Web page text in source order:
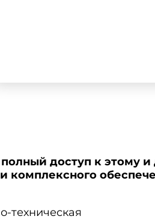
доступ к этому
комплексного
техническая